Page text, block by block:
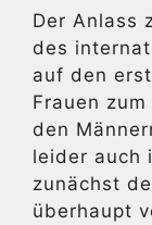
Der Anlass
des
auf den
Frauen
den
leider auch
zunächst
überhaupt